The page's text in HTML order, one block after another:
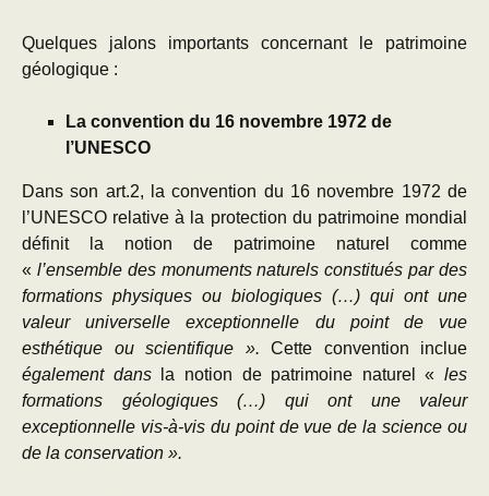
Quelques jalons importants concernant le patrimoine
géologique :
La convention du 16 novembre 1972 de
l’UNESCO
Dans son art.2, la convention du 16 novembre 1972 de
l’UNESCO relative à la protection du patrimoine mondial
définit la notion de patrimoine naturel comme
« l’ensemble des monuments naturels constitués par des
formations physiques ou biologiques (…) qui ont une
valeur universelle exceptionnelle du point de vue
esthétique ou scientifique ». Cette convention inclue
également dans
la notion de patrimoine naturel « les
formations géologiques (…) qui ont une valeur
exceptionnelle vis-à-vis du point de vue de la science ou
de la conservation ».